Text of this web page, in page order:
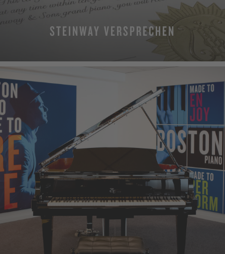
STEINWAY VERSPRECHEN